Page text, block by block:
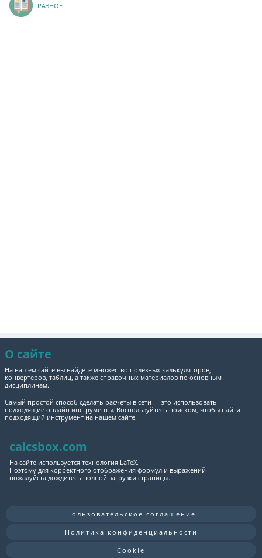
РАЗНОЕ
О сайте
На нашем сайте вы найдете множество полезных калькуляторов,
конвертеров, таблиц, а также справочных материалов по основным
дисциплинам.
Самый простой способ сделать расчеты в сети — это использовать
подходящие онлайн инструменты. Воспользуйтесь поиском, чтобы найти
подходящий инструмент на нашем сайте.
calcsbox.com
На сайте используется технология LaTeX.
Поэтому для корректного отображения формул и выражений
пожалуйста дождитесь полной загрузки страницы.
Пользовательское соглашение
Политика конфиденциальности
Cookie